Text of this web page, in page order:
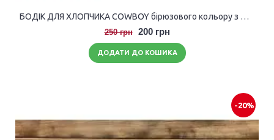
БОДІК ДЛЯ ХЛОПЧИКА COWBOY бірюзового кольору з довгими рукавами.
250 грн 200 грн
ДОДАТИ ДО КОШИКА
-20%